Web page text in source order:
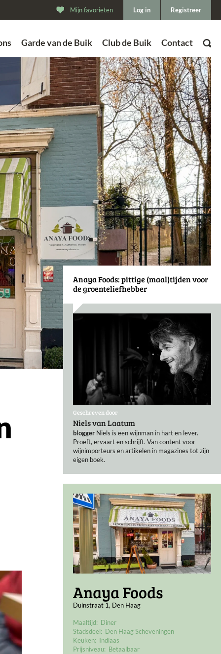
Anaya Foods: pittige (maal)tijden voor
de groenteliefhebber
Geschreven door
Niels van Laatum
blogger Niels is een wijnman in hart en lever.
Proeft, ervaart en schrijft. Van content voor
wijnimporteurs en artikelen in magazines tot zijn
eigen boek.
Anaya Foods
Duinstraat 1, Den Haag
Maaltijd: Diner
Stadsdeel: Den Haag Scheveningen
Keuken: Indiaas
Prijsniveau: Betaalbaar
Registreer
Log in
Mijn favorieten
Garde van de Buik Club de Buik Contact
ZOEK